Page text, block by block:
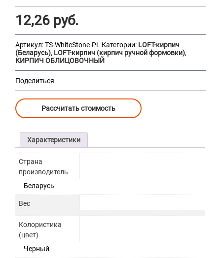
12,26 руб.
Артикул:TS-WhiteStone-PL Категории: LOFT-кирпич
(Беларусь), LOFT-кирпич (кирпич ручной формовки),
КИРПИЧ ОБЛИЦОВОЧНЫЙ
Поделиться
Рассчитать стоимость
Характеристики
Страна
производитель
Беларусь
Вес
Колористика
(цвет)
Черный